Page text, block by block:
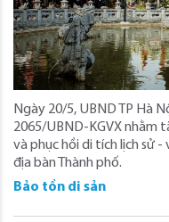
Ngày 20/5, UBND TP Hà
2065/UBND-KGVX nhằm
và phục hồi di tích lịch sử
địa bàn Thành phố.
Bảo tồn di sản